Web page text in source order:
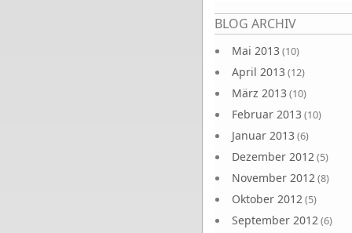
BLOG ARCHIV
Mai 2013 (10)
April 2013 (12)
März 2013 (10)
Februar 2013 (10)
Januar 2013 (6)
Dezember 2012(5)
November 2012(8)
Oktober 2012(5)
September 2012(6)
Seiten